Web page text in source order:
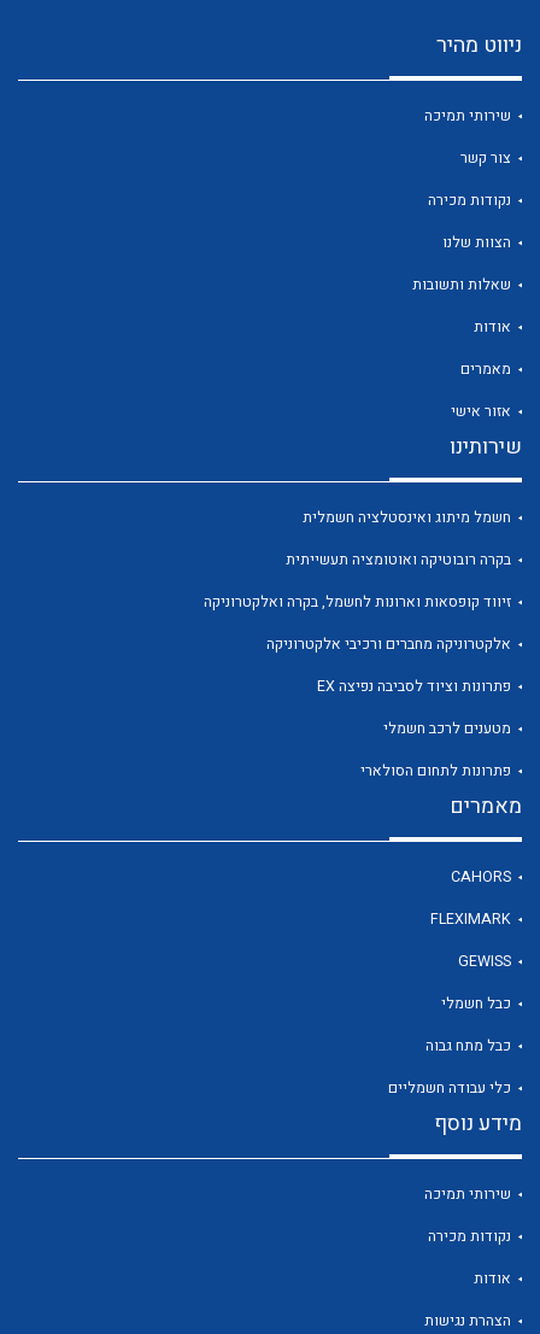
ניווט מהיר
שירותי תמיכה
צור קשר
נקודות מכירה
הצוות שלנו
שאלות ותשובות
אודות
מאמרים
אזור אישי
שירותינו
חשמל מיתוג ואינסטלציה חשמלית
בקרה רובוטיקה ואוטומציה תעשייתית
זיווד קופסאות וארונות לחשמל, בקרה ואלקטרוניקה
אלקטרוניקה מחברים ורכיבי אלקטרוניקה
פתרונות וציוד לסביבה נפיצה EX
מטענים לרכב חשמלי
פתרונות לתחום הסולארי
מאמרים
CAHORS
FLEXIMARK
GEWISS
כבל חשמלי
כבל מתח גבוה
כלי עבודה חשמליים
מידע נוסף
שירותי תמיכה
נקודות מכירה
אודות
הצהרת נגישות